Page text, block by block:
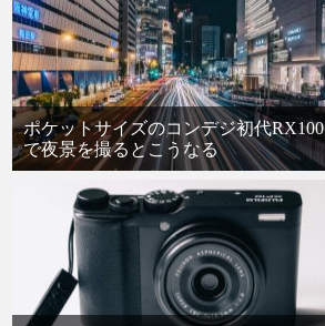
ポケットサイズのコンデジ初代RX100
で夜景を撮るとこうなる